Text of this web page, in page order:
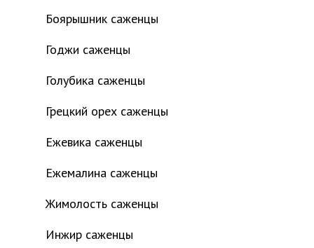
Боярышник саженцы
Годжи саженцы
Голубика саженцы
Грецкий орех саженцы
Ежевика саженцы
Ежемалина саженцы
Жимолость саженцы
Инжир саженцы